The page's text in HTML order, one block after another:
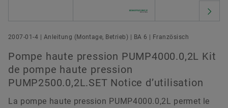
2007-01-4 | Anleitung (Montage, Betrieb) | BA 6 | Französisch
Pompe haute pression PUMP4000.0,2L Kit
de pompe haute pression
PUMP2500.0,2L.SET Notice d’utilisation
La pompe haute pression PUMP4000.0,2L permet le